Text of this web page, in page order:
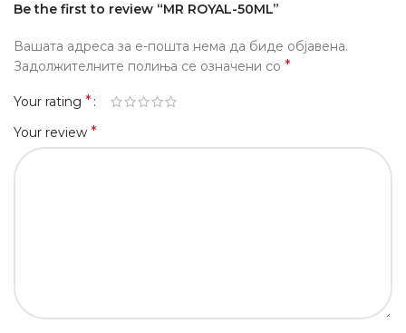
Be the first to review “MR ROYAL-50ML”
Вашата адреса за е-пошта нема да биде објавена.
Задолжителните полиња се означени со *
Your rating *
Your review *